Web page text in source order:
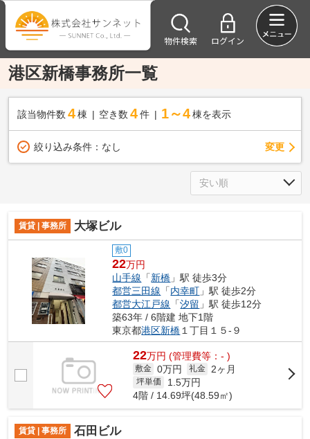
物件検索 ログイン
港区新橋事務所一覧
該当物件数 4棟 空き数 4 件 1～4 棟を表示
絞り込み条件： なし 変更
賃貸 | 事務所 大塚ビル
敷0
22万円
山手線 「新橋 」駅 徒歩3分
都営三田線 「内幸町 」駅 徒歩2分
都営大江戸線 「汐留 」駅 徒歩12分
築63年 / 6階建 地下1階
東京都港区新橋 １丁目１５-９
22万円 (管理費等：- )
敷金 0万円 礼金 2ヶ月
坪単価 1.5万円
4階 / 14.69坪(48.59㎡)
賃貸 | 事務所 石田ビル